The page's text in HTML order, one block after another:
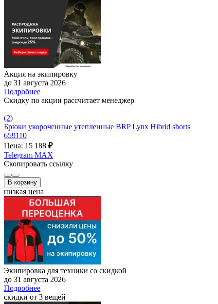
Акция на экипировку
до 31 августа 2026
Подробнее
Скидку по акции рассчитает менеджер
(2)
Брюки укороченные утепленные BRP Lynx Hibrid shorts
659110
Цена: 15 188 ₽
Telegram MAX
Скопировать ссылку
В корзину
низкая цена
Экипировка для техники со скидкой
до 31 августа 2026
Подробнее
скидки от 3 вещей